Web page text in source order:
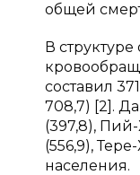
общей
В
составил
708,7) [2].
(397,8),
(556,9),
населения.